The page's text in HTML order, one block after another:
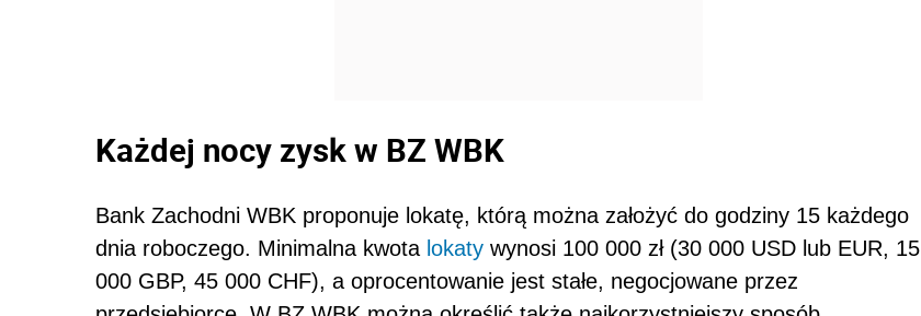
Każdej nocy zysk w BZ WBK
Bank Zachodni WBK proponuje lokatę, którą można założyć do godziny 15 każdego
dnia roboczego. Minimalna kwota lokaty wynosi 100 000 zł (30 000 USD lub EUR, 15
000 GBP, 45 000 CHF), a oprocentowanie jest stałe, negocjowane przez